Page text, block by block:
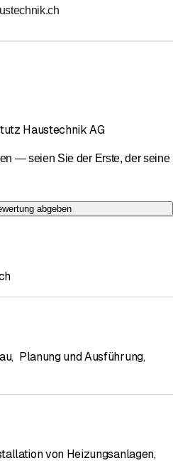
Haustechnik AG
— seien Sie der Erste, der seine
abgeben
, Planung und Ausführung,
von Heizungsanlagen,